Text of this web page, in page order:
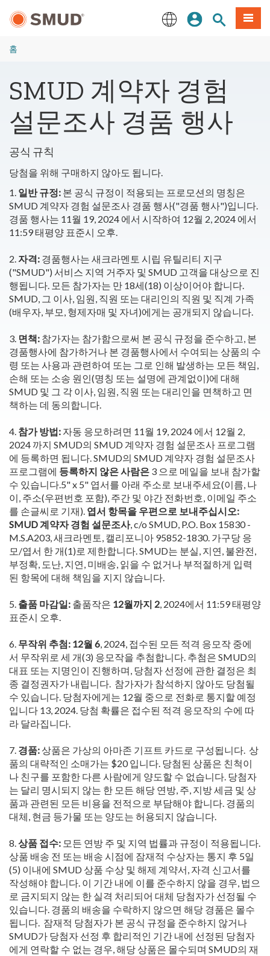
로그인사이트 검색
메뉴
홈
SMUD 계약자 경험
설문조사 경품 행사
공식 규칙
당첨을 위해 구매하지 않아도 됩니다.
1. 일반 규정: 본 공식 규정이 적용되는 프로모션의 명칭은
SMUD 계약자 경험 설문조사 경품 행사("경품 행사")입니다.
경품 행사는 11월 19, 2024 에서 시작하여 12월 2, 2024 에서
11:59 태평양 표준시 오후.
2.자격: 경품행사는 새크라멘토 시립 유틸리티 지구
("SMUD") 서비스 지역 거주자 및 SMUD 고객을 대상으로 진
행됩니다. 모든 참가자는 만 18세(18) 이상이어야 합니다.
SMUD, 그 이사, 임원, 직원 또는 대리인의 직원 및 직계 가족
(배우자, 부모, 형제자매 및 자녀)에게는 공개되지 않습니다.
3. 면책: 참가자는 참가함으로써 본 공식 규정을 준수하고, 본
경품행사에 참가하거나 본 경품행사에서 수여되는 상품의 수
령 또는 사용과 관련하여 또는 그로 인해 발생하는 모든 책임,
손해 또는 소송 원인(명칭 또는 설명에 관계없이)에 대해
SMUD 및 그 각 이사, 임원, 직원 또는 대리인을 면책하고 면
책하는 데 동의합니다.
4. 참가 방법: 자동 응모하려면 11월 19, 2024 에서 12월 2,
2024 까지 SMUD의 SMUD 계약자 경험 설문조사 프로그램
에 등록하면 됩니다. SMUD의 SMUD 계약자 경험 설문조사
프로그램에 등록하지 않은 사람은 3 으로 메일을 보내 참가할
수 있습니다.5" x 5" 엽서를 아래 주소로 보내주세요(이름, 나
이, 주소(우편번호 포함), 주간 및 야간 전화번호, 이메일 주소
를 손글씨로 기재). 엽서 항목을 우편으로 보내주십시오:
SMUD 계약자 경험 설문조사, c/o SMUD, P.O. Box 15830 -
M.S.A203, 새크라멘토, 캘리포니아 95852-1830. 가구당 응
모/엽서 한 개(1)로 제한합니다. SMUD는 분실, 지연, 불완전,
부정확, 도난, 지연, 미배송, 읽을 수 없거나 부적절하게 입력
된 항목에 대해 책임을 지지 않습니다.
5. 출품 마감일: 출품작은 12월까지 2, 2024에서 11:59 태평양
표준시 오후.
6. 무작위 추첨: 12월 6, 2024, 접수된 모든 적격 응모작 중에
서 무작위로 세 개(3) 응모작을 추첨합니다. 추첨은 SMUD의
대표 또는 지명인이 진행하며, 당첨자 선정에 관한 결정은 최
종 결정권자가 내립니다. 참가자가 참석하지 않아도 당첨될
수 있습니다. 당첨자에게는 12월 중으로 전화로 통지할 예정
입니다 13, 2024. 당첨 확률은 접수된 적격 응모작의 수에 따
라 달라집니다.
7. 경품: 상품은 가상의 아마존 기프트 카드로 구성됩니다. 상
품의 대략적인 소매가는 $20 입니다. 당첨된 상품은 친척이
나 친구를 포함한 다른 사람에게 양도할 수 없습니다. 당첨자
는 달리 명시되지 않는 한 모든 해당 연방, 주, 지방 세금 및 상
품과 관련된 모든 비용을 전적으로 부담해야 합니다. 경품의
대체, 현금 등가물 또는 양도는 허용되지 않습니다.
8.상품 접수: 모든 연방 주 및 지역 법률과 규정이 적용됩니다.
상품 배송 전 또는 배송 시점에 잠재적 수상자는 통지 후 5일
(5) 이내에 SMUD 상품 수상 및 해제 계약서, 자격 신고서를
작성해야 합니다. 이 기간 내에 이를 준수하지 않을 경우, 법으
로 금지되지 않는 한 실격 처리되어 대체 당첨자가 선정될 수
있습니다. 경품의 배송을 수락하지 않으면 해당 경품은 몰수
됩니다. 잠재적 당첨자가 본 공식 규정을 준수하지 않거나
SMUD가 당첨자 선정 후 합리적인 기간 내에 선정된 당첨자
에게 연락할 수 없는 경우, 해당 상품은 몰수되며 SMUD의 재